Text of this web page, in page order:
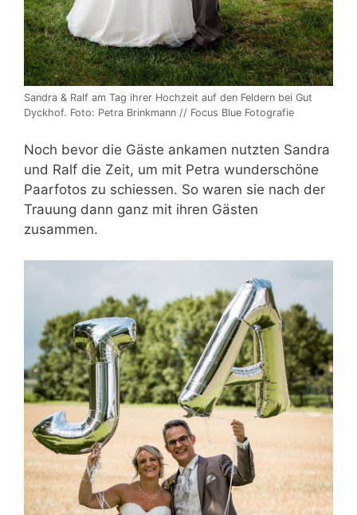
Sandra & Ralf am Tag ihrer Hochzeit auf den Feldern bei Gut
Dyckhof. Foto: Petra Brinkmann // Focus Blue Fotografie
Noch bevor die Gäste ankamen nutzten Sandra
und Ralf die Zeit, um mit Petra wunderschöne
Paarfotos zu schiessen. So waren sie nach der
Trauung dann ganz mit ihren Gästen
zusammen.